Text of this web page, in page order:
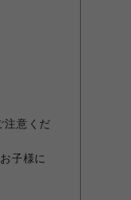
注意くだ
子様に